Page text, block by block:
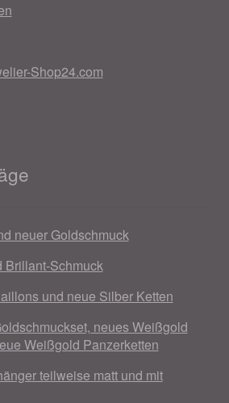
Shop24.com
neuer Goldschmuck
Brillant-Schmuck
und neue Silber Ketten
neues Weißgold
Weißgold Panzerketten
teilweise matt und mit